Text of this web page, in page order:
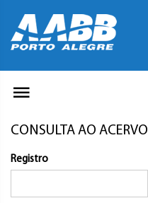
CONSULTA AO ACERVO
Registro